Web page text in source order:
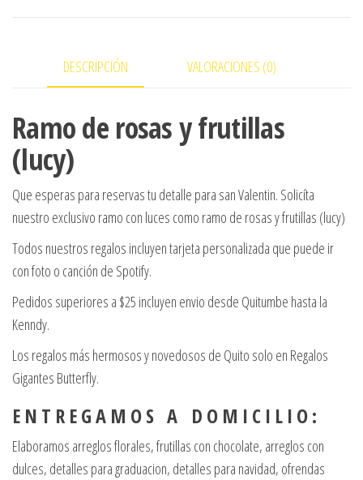
DESCRIPCIÓN VALORACIONES (0)
Ramo de rosas y frutillas
(lucy)
Que esperas para reservas tu detalle para san Valentin. Solicíta
nuestro exclusivo ramo con luces como ramo de rosas y frutillas (lucy)
Todos nuestros regalos incluyen tarjeta personalizada que puede ir
con foto o canción de Spotify.
Pedidos superiores a $25 incluyen envio desde Quitumbe hasta la
Kenndy.
Los regalos más hermosos y novedosos de Quito solo en Regalos
Gigantes Butterfly.
E N T R E G A M O S A D O M I C I L I O :
Elaboramos arreglos florales, frutillas con chocolate, arreglos con
dulces, detalles para graduacion, detalles para navidad, ofrendas